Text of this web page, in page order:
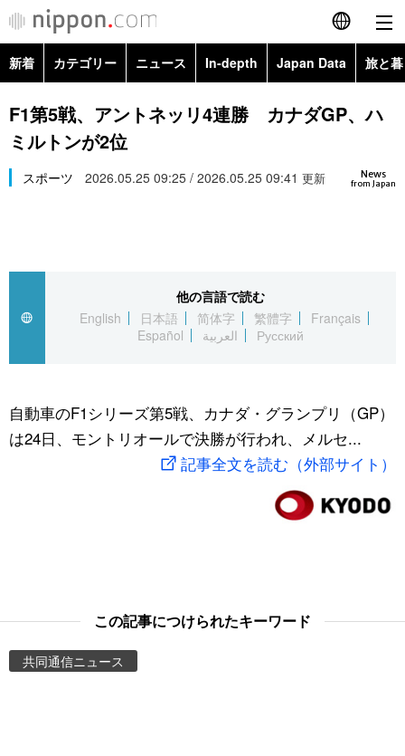
English
简体字
Русский
カテゴリー
経済・ビジネス
国際
文化
トップ
アーカイブ
In-depth
Japan Data
動画/Live
新着 カテゴリー ニュース In-depth Japan Data 旅と
政治・外交
経済・ビジネス
スポーツ・東京2020
Topics
F1第5戦、アントネッリ4連勝 カナダGP、ハ
ミルトンが2位
News
from Japan
スポーツ 2026.05.25 09:25 / 2026.05.25 09:41 更新
他の言語で読む
English
日本語 简体字 繁體字
Français
Español
العربية Русский
自動車のF1シリーズ第5戦、カナダ・グランプリ（GP）
は24日、モントリオールで決勝が行われ、メルセ...
記事全文を読む（外部サイト）
この記事につけられたキーワード
共同通信ニュース